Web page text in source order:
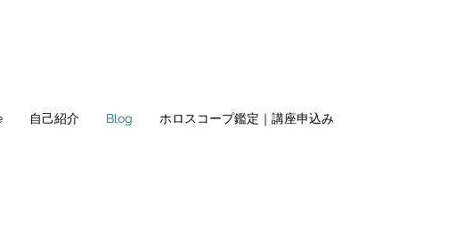
自己紹介 Blog ホロスコープ鑑定｜講座申込み